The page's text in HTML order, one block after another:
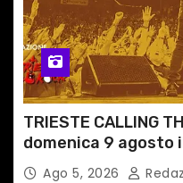
TRIESTE CALLING
domenica 9
dedicato a
Ago 5, 2026